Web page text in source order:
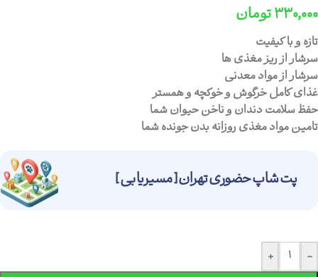
۳۳۰,۰۰۰تومان
تازه و با کیفیت
سرشار از ریز مغذی ها
سرشار از مواد معدنی
غذای کامل خرگوش و خوکچه و همستر
حفظ سلامت دندان و ناخن حیوان شما
تامین مواد مغذی روزانه بدن جونده شما
پت شاپ حضوری تهران [ مسیریابی ]
-
+